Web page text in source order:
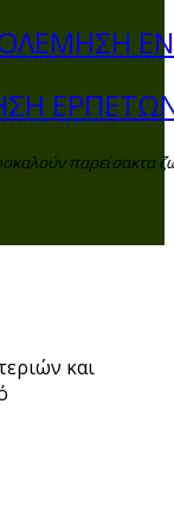
παρείσακτα